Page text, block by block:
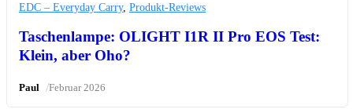
EDC – Everyday Carry, Produkt-Reviews
Taschenlampe: OLIGHT I1R II Pro EOS Test:
Klein, aber Oho?
Paul /Februar 2026